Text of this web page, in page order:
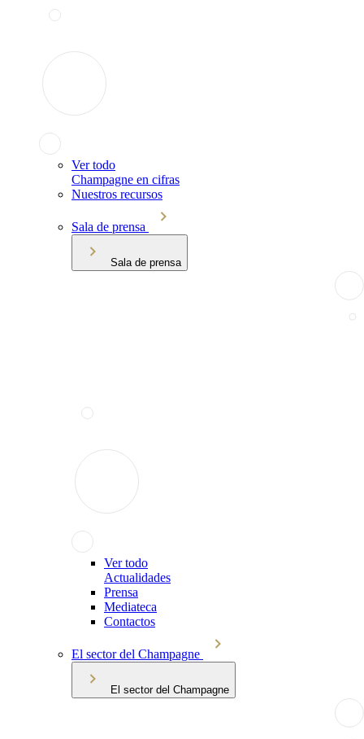
Ver todo
Champagne en cifras
Nuestros recursos
Sala de prensa
Sala de prensa
Ver todo
Actualidades
Prensa
Mediateca
Contactos
El sector del Champagne
El sector del Champagne